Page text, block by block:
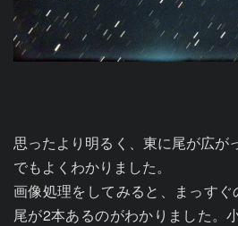
思ったより明るく、東に尾が広が
でもよくわかりました。
画像処理をしてみると、まっす
尾が2本あるのがわかりました。